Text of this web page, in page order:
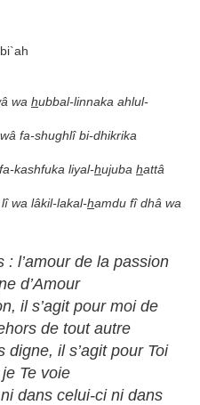
wa hubbal-linnaka ahlul-
fa-shughlî bi-dhikrika
kashfuka liyal-hujuba hattâ
wa lâkil-lakal-hamdu fî dhâ wa
: l’amour de la passion
d’Amour
il s’agit pour moi de
de tout autre
il s’agit pour Toi
Te voie
dans celui-ci ni dans